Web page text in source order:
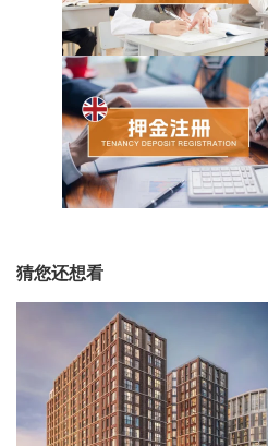
猜您还想看